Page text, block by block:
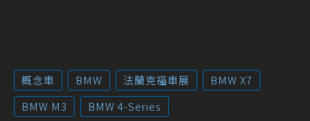
概念車 BMW 法蘭克福車展
BMW X7
BMW M3
BMW 4-Series